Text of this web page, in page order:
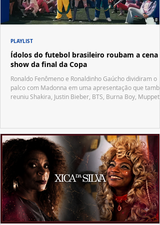
Ídolos do futebol brasileiro roubam a cena
show da final da Copa
Ronaldo Fenômeno e Ronaldinho Gaúcho dividiram o
palco com Madonna em uma apresentação que
reuniu Shakira, Justin Bieber, BTS, Burna Boy, Muppets,
PLAYLIST